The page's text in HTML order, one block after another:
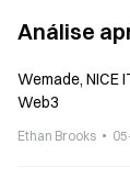
Análise
Wemade,
Web3
Ethan Brooks